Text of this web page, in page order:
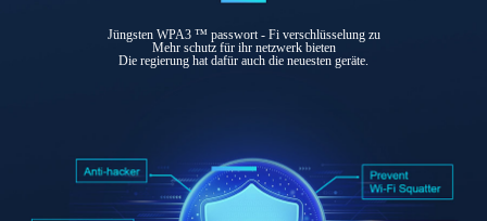
Jüngsten WPA3 ™ passwort - Fi verschlüsselung zu
Mehr schutz für ihr netzwerk bieten
Die regierung hat dafür auch die neuesten geräte.